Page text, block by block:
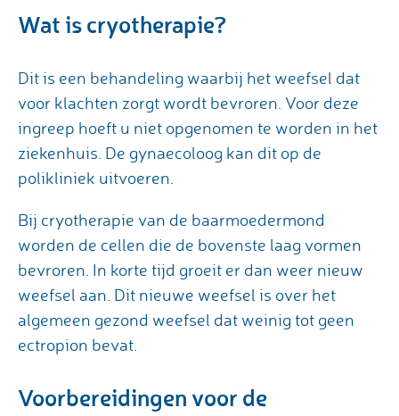
Wat is cryotherapie?
Dit is een behandeling waarbij het weefsel dat
voor klachten zorgt wordt bevroren. Voor deze
ingreep hoeft u niet opgenomen te worden in het
ziekenhuis. De gynaecoloog kan dit op de
polikliniek uitvoeren.
Bij cryotherapie van de baarmoedermond
worden de cellen die de bovenste laag vormen
bevroren. In korte tijd groeit er dan weer nieuw
weefsel aan. Dit nieuwe weefsel is over het
algemeen gezond weefsel dat weinig tot geen
ectropion bevat.
Voorbereidingen voor de